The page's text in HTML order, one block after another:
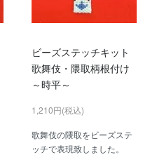
ビーズステッチキット
歌舞伎・隈取柄根付け
～時平～
1,210円(税込)
歌舞伎の隈取をビーズステ
ッチで表現致しました。